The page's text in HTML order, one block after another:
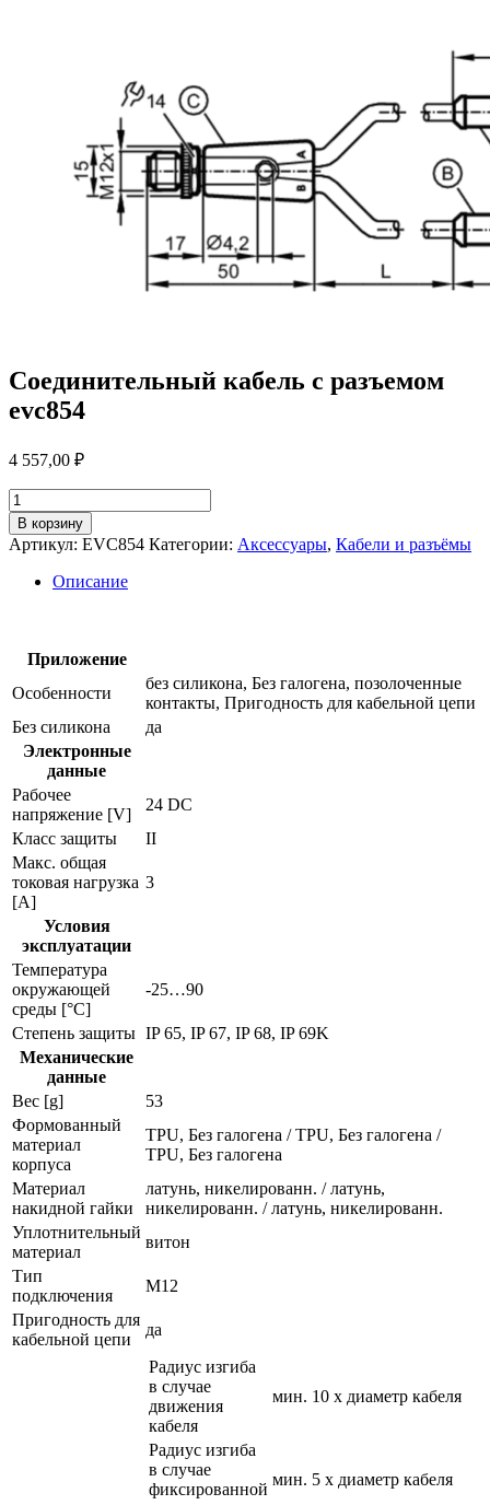
Соединительный кабель с разъемом
evc854
4 557,00 ₽
Количество
товара
Соединительный
кабель
разъемом
В корзину
Артикул: EVC854 Категории: Аксессуары, Кабели и разъёмы
Описание
Приложение
Особенности
без силикона, Без галогена, позолоченные
контакты, Пригодность для кабельной цепи
Без силикона
да
Электронные
данные
Рабочее
напряжение [V]
24 DC
Класс защиты
II
Макс. общая
токовая нагрузка
[A]
3
Условия
эксплуатации
Температура
окружающей
среды [°C]
-25…90
Степень защиты IP 65, IP 67, IP 68, IP 69K
Механические
данные
Вес [g]
53
Формованный
материал
корпуса
TPU, Без галогена / TPU, Без галогена /
TPU, Без галогена
Материал
накидной гайки
латунь, никелированн. / латунь,
никелированн. / латунь, никелированн.
Уплотнительный
материал
витон
Тип
подключения
M12
Пригодность для
кабельной цепи
да
Радиус изгиба
в случае
движения
кабеля
мин. 10 x диаметр кабеля
Радиус изгиба
в случае
фиксированной
мин. 5 x диаметр кабеля